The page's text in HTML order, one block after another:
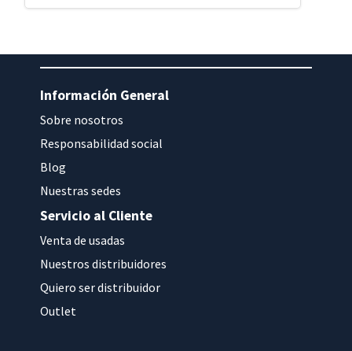
Información General
Sobre nosotros
Responsabilidad social
Blog
Nuestras sedes
Servicio al Cliente
Venta de usadas
Nuestros distribuidores
Quiero ser distribuidor
Outlet